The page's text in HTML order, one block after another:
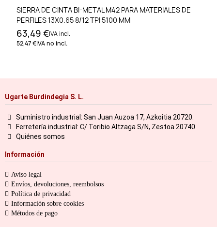
SIERRA DE CINTA BI-METAL M42 PARA MATERIALES DE
PERFILES 13X0.65 8/12 TPI 5100 MM
63,49 €IVA incl.
52,47 €IVA no incl.
Ugarte Burdindegia S. L.
Suministro industrial: San Juan Auzoa 17, Azkoitia 20720.
Ferretería industrial: C/ Toribio Altzaga S/N, Zestoa 20740.
Quiénes somos
Información
Aviso legal
Envíos, devoluciones, reembolsos
Política de privacidad
Información sobre cookies
Métodos de pago